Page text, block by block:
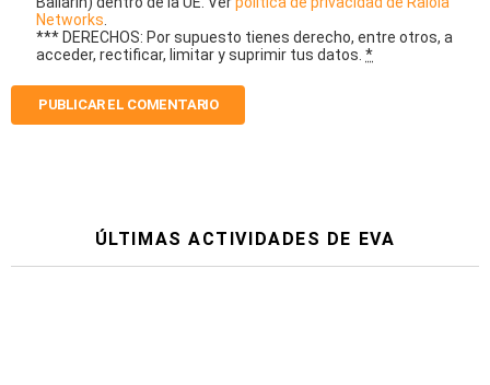
Networks
*** DERECHOS: Por supuesto tienes derecho, entre otros, a
acceder, rectificar, limitar y suprimir tus datos. *
ÚLTIMAS ACTIVIDADES DE EVA